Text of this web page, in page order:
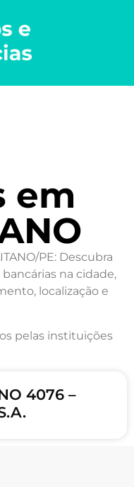
em
PE: Descubra
na cidade,
localização e
pelas instituições
4076 –